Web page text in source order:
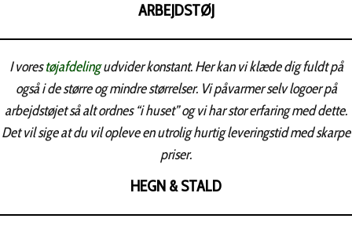
ARBEJDSTØJ
I vorestøjafdelingudvider konstant. Her kan vi klæde dig fuldt på
også i de større og mindre størrelser. Vi påvarmer selv logoer på
arbejdstøjet så alt ordnes “i huset” og vi har stor erfaring med dette.
Det vil sige at du vil opleve en utrolig hurtig leveringstid med skarpe
priser.
HEGN & STALD